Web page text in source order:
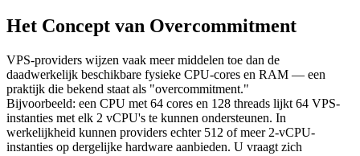
Het Concept van Overcommitment
VPS-providers wijzen vaak meer middelen toe dan de
daadwerkelijk beschikbare fysieke CPU-cores en RAM — een
praktijk die bekend staat als "overcommitment."
Bijvoorbeeld: een CPU met 64 cores en 128 threads lijkt 64 VPS-
instanties met elk 2 vCPU's te kunnen ondersteunen. In
werkelijkheid kunnen providers echter 512 of meer 2-vCPU-
instanties op dergelijke hardware aanbieden. U vraagt zich